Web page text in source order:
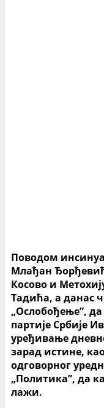
Поводом
Млађан
Косово и
Тадића, а данас
„Ослобођење”,
партије Србије
уређивање
зарад истине,
одговорног
„Политика”, да
лажи.